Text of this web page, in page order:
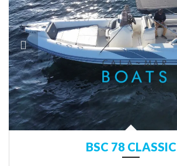
BSC 78 CLASSIC